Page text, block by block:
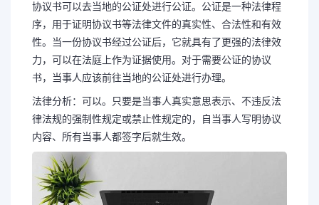
协议书可以去当地的公证处进行公证。公证是一种法律程
序，用于证明协议书等法律文件的真实性、合法性和有效
性。当一份协议书经过公证后，它就具有了更强的法律效
力，可以在法庭上作为证据使用。对于需要公证的协议
书，当事人应该前往当地的公证处进行办理。
法律分析：可以。只要是当事人真实意思表示、不违反法
律法规的强制性规定或禁止性规定的，自当事人写明协议
内容、所有当事人都签字后就生效。